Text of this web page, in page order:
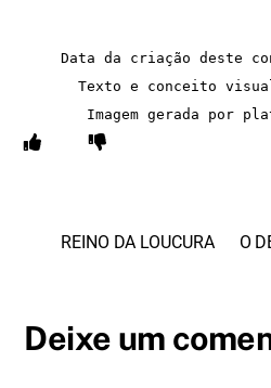
Data da criação deste
Texto e conceito
Imagem gerada por
REINO DA LOUCURA O
Deixe um